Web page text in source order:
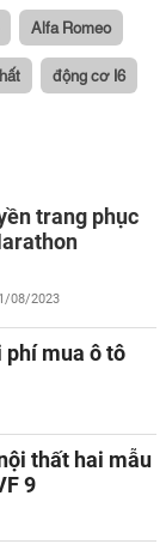
Alfa Romeo
động cơ I6
trang phục
08/2023
phí mua ô tô
thất hai mẫu
9